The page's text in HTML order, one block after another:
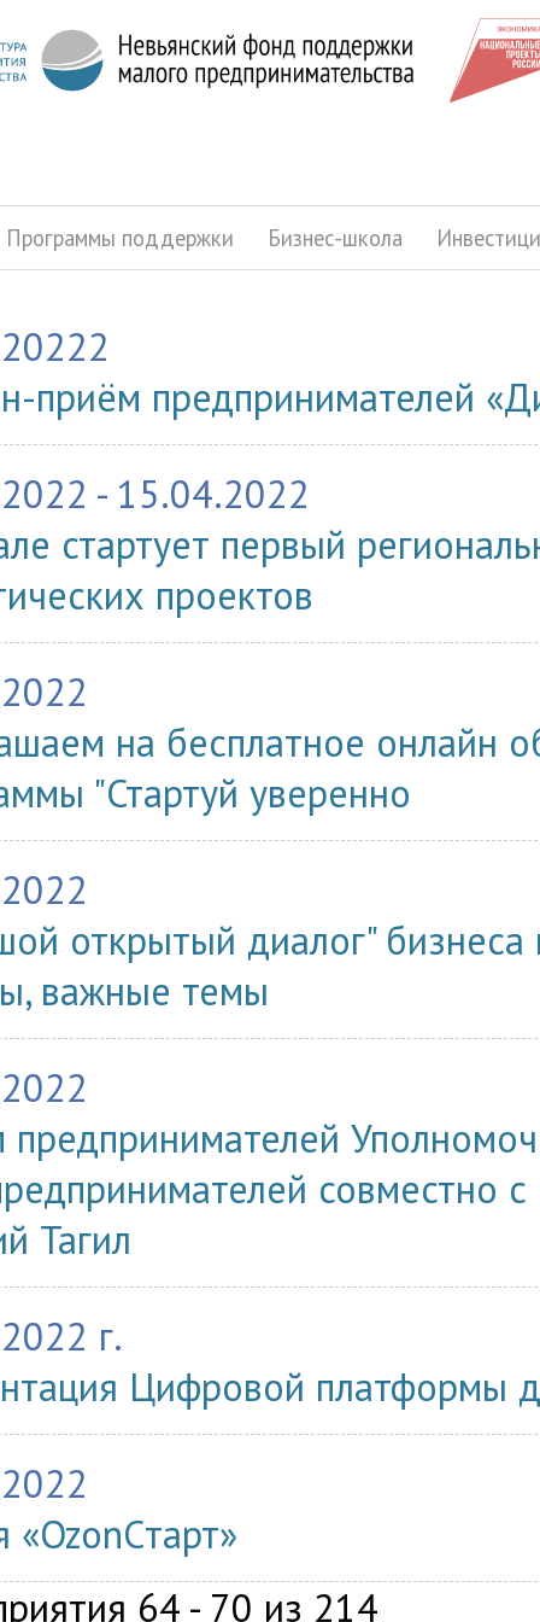
Программы поддержки Бизнес-школа
приём предпринимателей
- 15.04.2022
стартует первый
проектов
на бесплатное онлайн
"Стартуй уверенно
открытый диалог" бизнеса
важные темы
совместно с
Тагил
г.
Цифровой платформы
«OzonCтарт»
64 - 70 из 214